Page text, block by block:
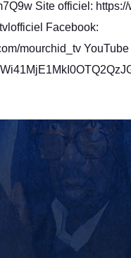
Site officiel:
Facebook:
mourchid_tv